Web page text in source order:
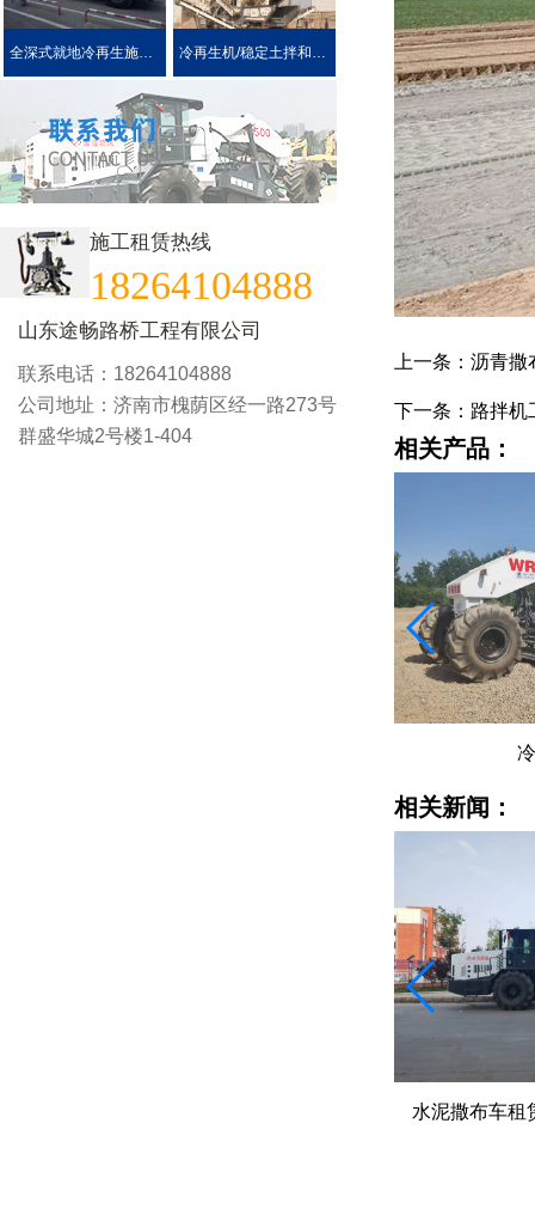
全深式就地冷再生施工中所使用的机械设施设备 冷再生机/稳定土拌和机主要用于哪些作业?
施工租赁热线
18264104888
山东途畅路桥工程有限公司
联系电话：18264104888
公司地址：济南市槐荫区经一路273号
群盛华城2号楼1-404
上一条：沥青
下一条：路拌机
相关产品：
相关新闻：
水泥撒布车租